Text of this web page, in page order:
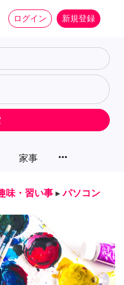
ログイン 新規登録
家事 more_horiz
味・習い事 ▸ パソコン